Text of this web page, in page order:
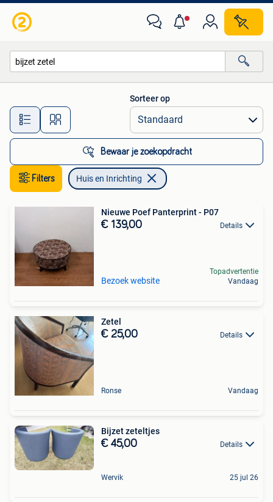
Alle afstanden…
Sorteer op
Bewaar je zoekopdracht
Filters Huis en Inrichting
Nieuwe Poef Panterprint - P07
€ 139,00 Details
Bezoek website
Topadvertentie
Vandaag
Zetel
€ 25,00 Details
Ronse Vandaag
Bijzet zeteltjes
€ 45,00 Details
Wervik 25 jul 26